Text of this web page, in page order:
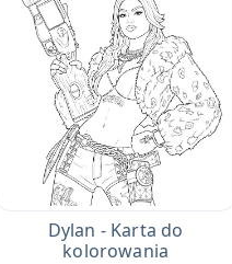
Dylan - Karta do
kolorowania